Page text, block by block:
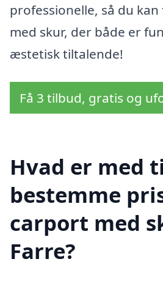
professionelle, så du
med skur, der både er
æstetisk tiltalende!
Få 3 tilbud, gratis og
Hvad er med
bestemme
carport med
Farre?